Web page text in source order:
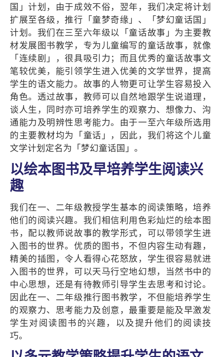
国」计划，由于成效不俗，翌年，我们决定将计划
扩展至各级，推行「童梦奇缘」、「梦幻童话国」
计划。我们在三至六年级以「童话故事」为主要教
材发展图书教学，专为儿童编写的童话故事，就像
「连续剧」，很具吸引力；而且优秀的童话故事文
笔较优美，能引领学生进入优美的文学世界，提高
学生的语文能力。故事的人物更可让学生容易投入
角色。透过故事，教师可以自然地跟学生说道理，
谈人生，同时亦可培养学生的观察力、想像力、沟
通能力及明辨性思考能力。由于一至六年级所选用
的主要教材均为「童话」，因此，我们将这个儿童
文学计划定名为「梦幻童话国」。
以绘本图书及早培养学生阅读兴
趣
我们在一、二年级教授学生基本的阅读策略，培养
他们的阅读兴趣。我们相信利用色彩灿烂的绘本图
书，配以教师说故事的教学形式，可以带领学生进
入图书的世界。优质的图书，不但内容生动有趣，
精美的插图，令人看得心花怒放，学生很容易就进
入图书的世界，可以天马行空地幻想，当然书中的
中心思想，还是有待教师引导学生去思考和讨论。
因此在一、二年级推行图书教学，不但能培养学生
的观察力、思考能力及创意，最重要是能及早激发
学生对阅读图书的兴趣，以及提升他们的阅读技
巧。